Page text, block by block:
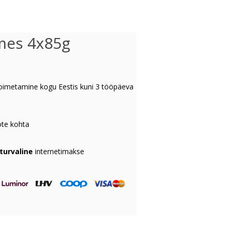
4x85g
kogu Eestis kuni 3 tööpäeva
kohta
internetimakse